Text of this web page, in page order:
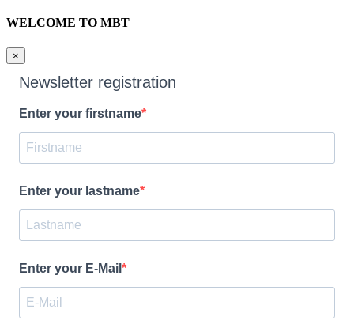
WELCOME TO MBT
×
Newsletter registration
Enter your firstname
Enter your lastname
Enter your E-Mail